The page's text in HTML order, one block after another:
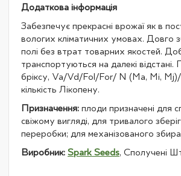
Додаткова інформація
Забезпечує прекрасні врожаї як в
вологих кліматичних умовах. Довго
полі без втрат товарних якостей.
транспортуються на далекі відстані.
бріксу, Va/Vd/Fol/For/ N (Ma, Mi,
кількість Лікопену.
Призначення: плоди призначені для
свіжому вигляді, для тривалого
переробки; для механізованого
Виробник: Spark Seeds, Сполучені